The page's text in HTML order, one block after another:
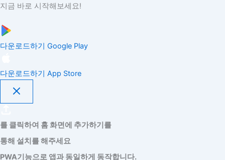
지금 바로 시작해보세요!
다운로드하기 Google Play
다운로드하기 App Store
를 클릭하여 홈 화면에 추가하기를
통해 설치를 해주세요
PWA기능으로 앱과 동일하게 동작합니다.